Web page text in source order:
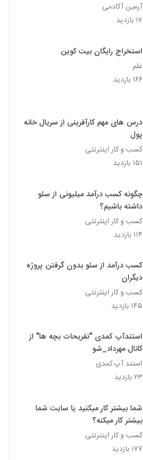
آرمین آکادمی
۱۷ بازدید
استخراج رایگان بیت کوین
علم
۱۶۶ بازدید
درس های مهم کارآفرینی از سریال خانه
پول
کسب و کار اینترنتی
۱۵۱ بازدید
چگونه کسب درآمد میلیونی از سئو
داشته باشیم؟
کسب و کار اینترنتی
۱۱۴ بازدید
کسب درآمد از سئو بدون گرفتن پروژه
دیگران
کسب و کار اینترنتی
۱۴۵ بازدید
استندآپ کمدی "تفریحات بچه ها" از
کانال مهرداد_شو
استند آپ کمدی
۲۳ بازدید
شما بیشتر کار میکنید یا سایت شما
بیشتر کار میکنه؟
کسب و کار اینترنتی
۱۷۷ بازدید